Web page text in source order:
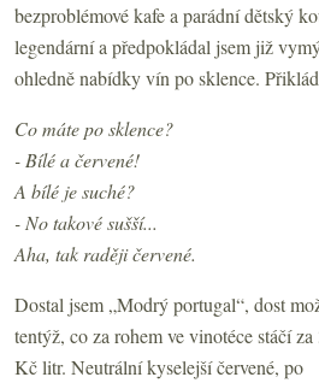
bezproblémové kafe a parádní dětský
legendární a předpokládal jsem již
ohledně nabídky vín po sklence.
Co máte po sklence?
- Bílé a červené!
A bílé je suché?
- No takové sušší...
Aha, tak raději červené.
Dostal jsem „Modrý portugal“, dost
tentýž, co za rohem ve vinotéce stáčí za
Kč litr. Neutrální kyselejší červené, po